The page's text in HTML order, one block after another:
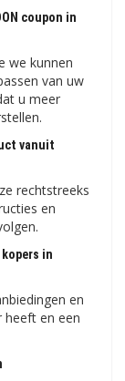
coupon in
we kunnen
van uw
u meer
vanuit
rechtstreeks
en
kopers in
en
heeft en een